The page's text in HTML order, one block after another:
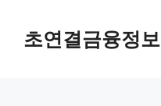
초연결금융정보